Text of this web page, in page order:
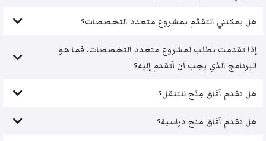
هل يمكنني التقدّم بمشروع متعدد التخصصات؟
إذا تقدمت بطلب لمشروع متعدد التخصصات، فما هو
البرنامج الذي يجب أن أتقدم إليه؟
هل تقدم آفاق مِنَح للتنقل؟
هل تقدم آفاق منح دراسية؟